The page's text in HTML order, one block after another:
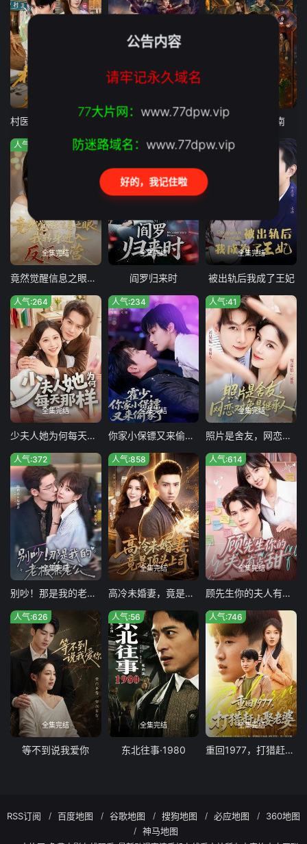
村医，我能看见疾病词条 孤城照：惊变 异世界生存指南
全集完结
人气:360
竟然觉醒信息之眼，我转身进入反派大营
全集完结
人气:772
阎罗归来时
全集完结
人气:29
被出轨后我成了王妃
全集完结
人气:264
少夫人她为何每天那样
全集完结
人气:234
你家小保镖又来偷家了
全集完结
人气:41
照片是舍友，网恋对象是继承人
全集完结
人气:372
别吵！那是我的老板兼老公
全集完结
人气:858
高冷未婚妻，竟是顶头上司
全集完结
人气:614
顾先生你的夫人有点甜
全集完结
人气:626
等不到说我爱你
全集完结
人气:56
东北往事·1980
全集完结
人气:746
重回1977，打猎赶山娶老婆
RSS订阅 百度地图 谷歌地图 搜狗地图 必应地图
360地图
神马地图
公告内容
请牢记永久域名
77大片网： www.77dpw.vip
防迷路域名： www.77dpw.vip
好的，我记住啦